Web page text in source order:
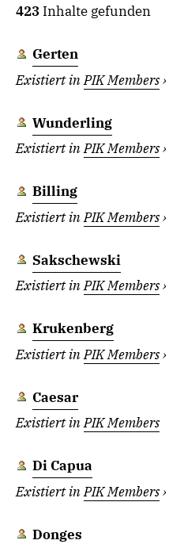
423 Inhalte gefunden
Gerten
Existiert inPIK Members›
Wunderling
Existiert inPIK Members›
Billing
Existiert inPIK Members›
Sakschewski
Existiert inPIK Members›
Krukenberg
Existiert inPIK Members›
Caesar
Existiert inPIK Members
Di Capua
Existiert inPIK Members›
Donges